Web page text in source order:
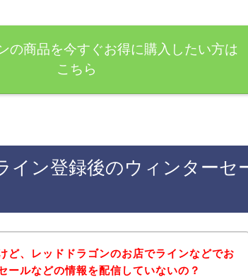
の商品を今すぐお得に購入したい方は
こちら
イン登録後のウィンターセ
ど、レッドドラゴンのお店でラインなどでお
ールなどの情報を配信していないの？